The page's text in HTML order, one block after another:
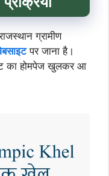
ग्रामीण
पर जाना है।
का होमपेज खुलकर आ